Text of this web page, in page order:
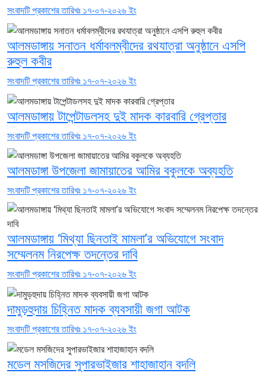
সংবাদটি প্রকাশের তারিখঃ ১৭-০৭-২০২৬ ইং
আলমডাঙ্গায় সনাতন ধর্মাবলম্বীদের রথযাত্রা অনুষ্ঠানে এসপি
রুহুল কবীর
সংবাদটি প্রকাশের তারিখঃ ১৭-০৭-২০২৬ ইং
আলমডাঙ্গায় টাপেন্টাডলসহ দুই মাদক কারবারি গ্রেপ্তার
সংবাদটি প্রকাশের তারিখঃ ১৭-০৭-২০২৬ ইং
আলমডাঙ্গা উপজেলা জামায়াতের আমির বকুলকে অব্যহতি
সংবাদটি প্রকাশের তারিখঃ ১৭-০৭-২০২৬ ইং
আলমডাঙ্গায় ‘মিথ্যা ছিনতাই মামলা’র অভিযোগে সংবাদ
সম্মেলনম নিরপেক্ষ তদন্তের দাবি
সংবাদটি প্রকাশের তারিখঃ ১৭-০৭-২০২৬ ইং
দামুড়হুদায় চিহ্নিত মাদক ব্যবসায়ী জগা আটক
সংবাদটি প্রকাশের তারিখঃ ১৭-০৭-২০২৬ ইং
মডেল মসজিদের সুপারভাইজার শাহাজাহান বদলি